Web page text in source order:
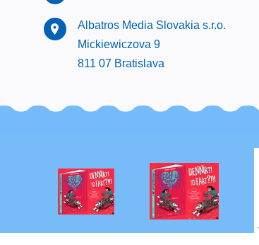
Albatros Media Slovakia s.r.o.
Mickiewiczova 9
811 07 Bratislava